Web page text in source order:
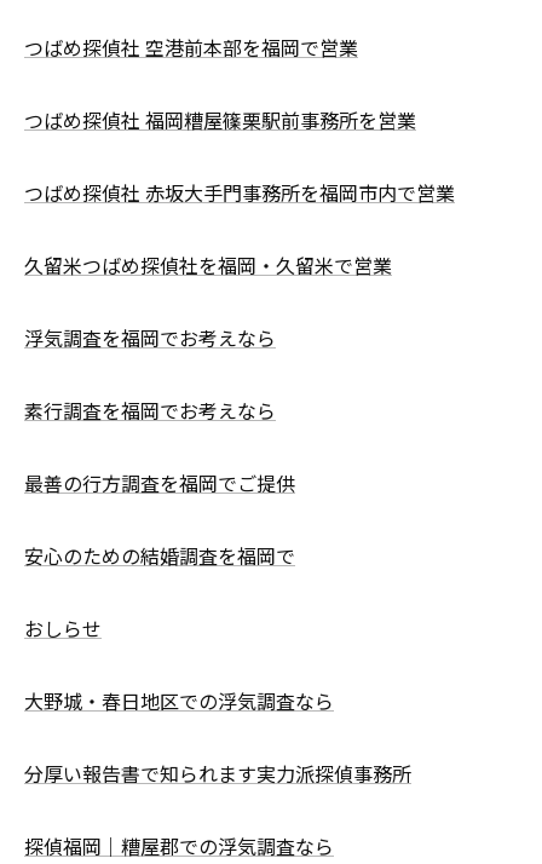
つばめ探偵社 空港前本部を福岡で営業
つばめ探偵社 福岡糟屋篠栗駅前事務所を営業
つばめ探偵社 赤坂大手門事務所を福岡市内で営業
久留米つばめ探偵社を福岡・久留米で営業
浮気調査を福岡でお考えなら
素行調査を福岡でお考えなら
最善の行方調査を福岡でご提供
安心のための結婚調査を福岡で
おしらせ
大野城・春日地区での浮気調査なら
分厚い報告書で知られます実力派探偵事務所
探偵福岡｜糟屋郡での浮気調査なら